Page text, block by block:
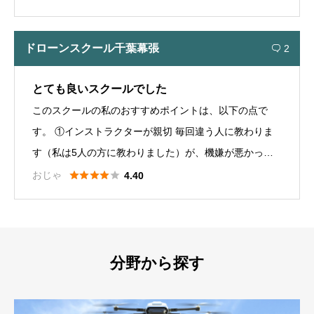
く調べてしっかりした教習所を選ばれた方が良いと思い
ます。
ドローンスクール千葉幕張  2
とても良いスクールでした
このスクールの私のおすすめポイントは、以下の点で
す。 ①インストラクターが親切 毎回違う人に教わりま
す（私は5人の方に教わりました）が、機嫌が悪かった
り意地悪だったり嫌味ばかり言ったりするような「嫌な
くれる人もいれば、視覚的な目標のつかみ方を説明して
してくれる人もいるので、教わる側が好き嫌いを言わ
おじゃ  4.40
分野から探す